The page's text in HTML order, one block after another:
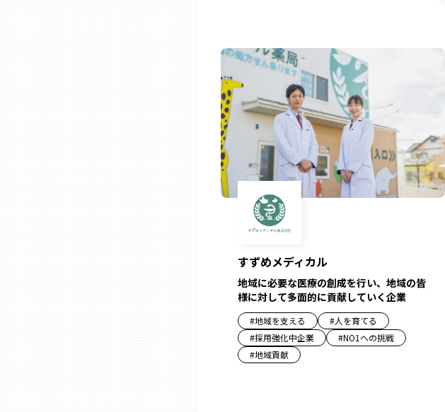
すずめメディカル
地域に必要な医療の創成を行い、地域の皆
様に対して多面的に貢献していく企業
#地域を支える #人を育てる
#採用強化中企業 #NO1への挑戦
#地域貢献